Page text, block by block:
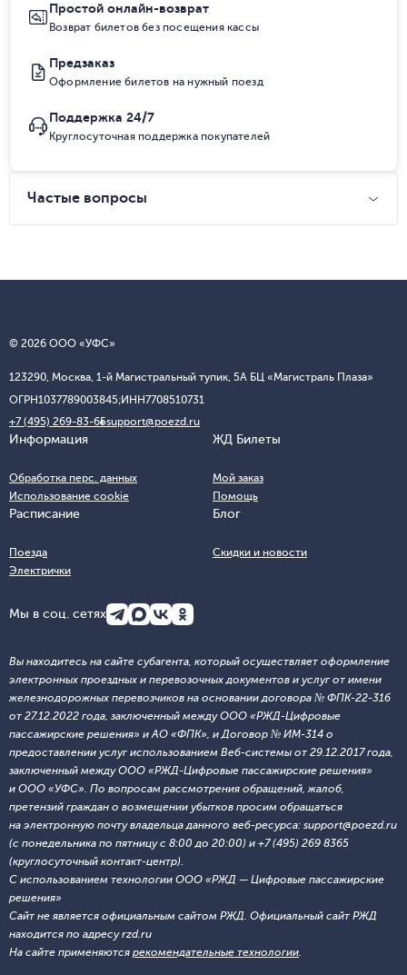
Простой онлайн-возврат
Возврат билетов без посещения кассы
Предзаказ
Оформление билетов на нужный поезд
Поддержка 24/7
Круглосуточная поддержка покупателей
Частые вопросы
© 2026 ООО «УФС»
123290, Москва, 1-й Магистральный тупик, 5А БЦ «Магистраль Плаза»
ОГРН1037789003845;ИНН7708510731
+7 (495) 269-83-65support@poezd.ru
Информация
Обработка перс. данных
Использование cookie
ЖД Билеты
Мой заказ
Помощь
Расписание
Поезда
Электрички
Блог
Скидки и новости
Мы в соц. сетях
Вы находитесь на сайте субагента, который осуществляет оформление
электронных проездных и перевозочных документов и услуг от имени
железнодорожных перевозчиков на основании договора № ФПК-22-316
от 27.12.2022 года, заключенный между ООО «РЖД-Цифровые
пассажирские решения» и АО «ФПК», и Договор № ИМ-314 о
предоставлении услуг использованием Веб-системы от 29.12.2017 года,
заключенный между ООО «РЖД-Цифровые пассажирские решения»
и ООО «УФС». По вопросам рассмотрения обращений, жалоб,
претензий граждан о возмещении убытков просим обращаться
на электронную почту владельца данного веб-ресурса: support@poezd.ru
(с понедельника по пятницу с 8:00 до 20:00) и +7 (495) 269 8365
(круглосуточный контакт-центр).
С использованием технологии ООО «РЖД — Цифровые пассажирские
решения»
Сайт не является официальным сайтом РЖД. Официальный сайт РЖД
находится по адресу rzd.ru
На сайте применяются рекомендательные технологии.